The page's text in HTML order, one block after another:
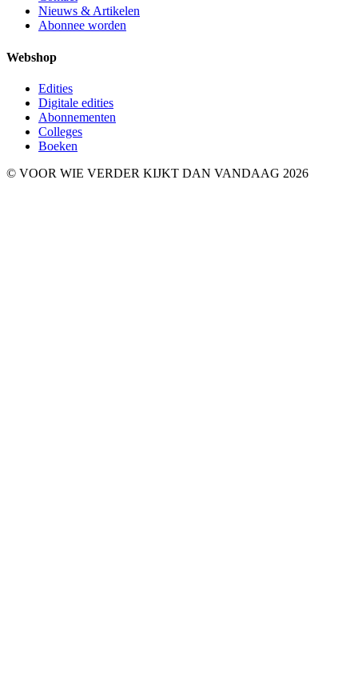
Nieuws & Artikelen
Abonnee worden
Webshop
Edities
Digitale edities
Abonnementen
Colleges
Boeken
© VOOR WIE VERDER KIJKT DAN VANDAAG 2026